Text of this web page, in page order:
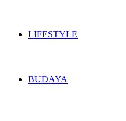
LIFESTYLE
BUDAYA